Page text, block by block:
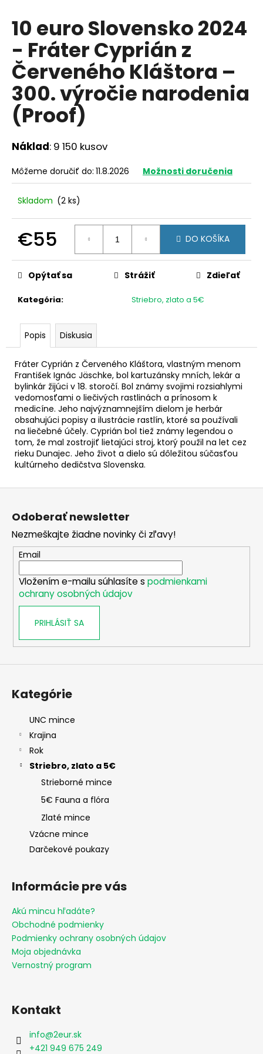
10 euro Slovensko 2024
- Fráter Cyprián z
Červeného Kláštora –
300. výročie narodenia
(Proof)
Náklad: 9 150 kusov
Môžeme doručiť do: 11.8.2026 Možnosti doručenia
Skladom (2 ks)
€55
cena:
DO KOŠÍKA
Kategória: Striebro, zlato a 5€
Opýtať sa Strážiť Zdieľať
Popis Diskusia
Fráter Cyprián z Červeného Kláštora, vlastným menom
František Ignác Jäschke, bol kartuzánsky mních, lekár a
bylinkár žijúci v 18. storočí. Bol známy svojimi rozsiahlymi
vedomosťami o liečivých rastlinách a prínosom k
medicíne. Jeho najvýznamnejším dielom je herbár
obsahujúci popisy a ilustrácie rastlín, ktoré sa používali
na liečebné účely. Cyprián bol tiež známy legendou o
tom, že mal zostrojiť lietajúci stroj, ktorý použil na let cez
rieku Dunajec. Jeho život a dielo sú dôležitou súčasťou
kultúrneho dedičstva Slovenska.
j
s
ť
?
O
d
č
a
e
EURO
GRÉCKO
2026
-
AKADÉMIA
ATÉNY
(UNC)
€3,20
Z
Odoberať newsletter
Nezmeškajte žiadne novinky či zľavy!
Email
Vložením e-mailu súhlasíte s podmienkami
ochrany osobných údajov
PRIHLÁSIŤ SA
Kategórie
UNC mince
Krajina
Rok
Striebro, zlato a 5€
Strieborné mince
5€ Fauna a flóra
Zlaté mince
Vzácne mince
Darčekové poukazy
Informácie pre vás
Akú mincu hľadáte?
Obchodné podmienky
Podmienky ochrany osobných údajov
Moja objednávka
Vernostný program
Kontakt
info@2eur.sk
+421 949 675 249